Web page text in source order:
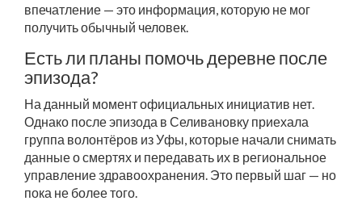
впечатление — это информация, которую не мог
получить обычный человек.
Есть ли планы помочь деревне после
эпизода?
На данный момент официальных инициатив нет.
Однако после эпизода в Селивановку приехала
группа волонтёров из Уфы, которые начали снимать
данные о смертях и передавать их в региональное
управление здравоохранения. Это первый шаг — но
пока не более того.